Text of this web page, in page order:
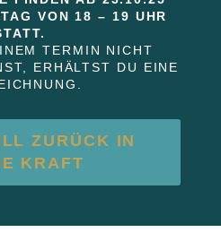
VON 18 – 19 UHR
TERMIN NICHT
ERHÄLTST DU EINE
ZURÜCK IN
KRAFT